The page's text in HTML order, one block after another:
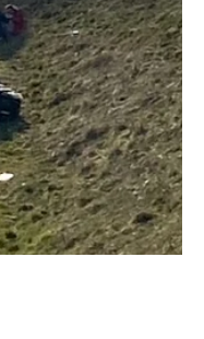
kollidiert mit Zug
bei einem
Zug